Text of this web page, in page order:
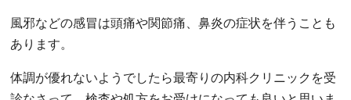
風邪などの感冒は頭痛や関節痛、鼻炎の症状を伴うことも
あります。
体調が優れないようでしたら最寄りの内科クリニックを受